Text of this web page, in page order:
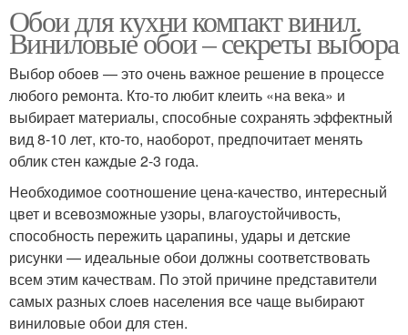
Обои для кухни компакт винил.
Виниловые обои – секреты выбора
Выбор обоев — это очень важное решение в процессе
любого ремонта. Кто-то любит клеить «на века» и
выбирает материалы, способные сохранять эффектный
вид 8-10 лет, кто-то, наоборот, предпочитает менять
облик стен каждые 2-3 года.
Необходимое соотношение цена-качество, интересный
цвет и всевозможные узоры, влагоустойчивость,
способность пережить царапины, удары и детские
рисунки — идеальные обои должны соответствовать
всем этим качествам. По этой причине представители
самых разных слоев населения все чаще выбирают
виниловые обои для стен.